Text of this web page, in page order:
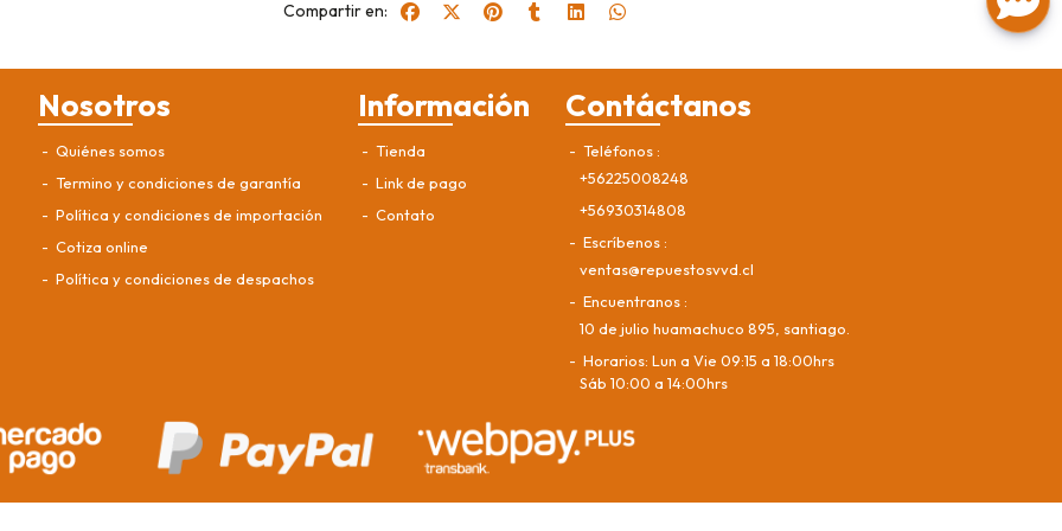
Compartir en:
Nosotros
Quiénes somos
Termino y condiciones de garantía
Política y condiciones de importación
Cotiza online
Política y condiciones de despachos
Información
Tienda
Link de pago
Contato
Contáctanos
Teléfonos
+56225008248
+56930314808
Escríbenos
ventas@repuestosvvd.cl
Encuentranos
10 de julio huamachuco 895, santiago.
Horarios: Lun a Vie 09:15 a 18:00hrs
Sáb 10:00 a 14:00hrs